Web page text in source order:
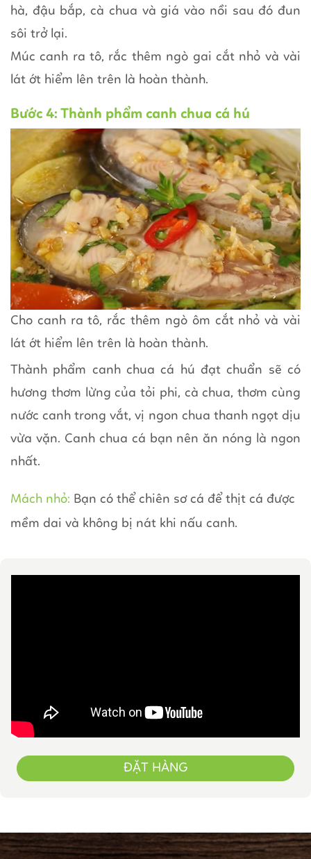
hà, đậu bắp, cà chua và giá vào nồi sau đó đun
sôi trở lại.
Múc canh ra tô, rắc thêm ngò gai cắt nhỏ và vài
lát ớt hiểm lên trên là hoàn thành.
Bước 4: Thành phẩm canh chua cá hú
Cho canh ra tô, rắc thêm ngò ôm cắt nhỏ và vài
lát ớt hiểm lên trên là hoàn thành.
Thành phẩm canh chua cá hú đạt chuẩn sẽ có
hương thơm lừng của tỏi phi, cà chua, thơm cùng
nước canh trong vắt, vị ngon chua thanh ngọt dịu
vừa vặn. Canh chua cá bạn nên ăn nóng là ngon
nhất.
Mách nhỏ: Bạn có thể chiên sơ cá để thịt cá được
mềm dai và không bị nát khi nấu canh.
ĐẶT HÀNG